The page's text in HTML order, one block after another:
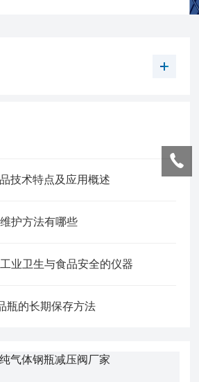
技术特点及应用概述
护方法有哪些
业卫生与食品安全的仪器
瓶的长期保存方法